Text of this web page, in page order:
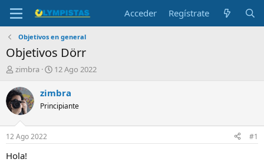
Acceder Regístrate
Objetivos en general
Objetivos Dörr
I
i
c
i
a
d
o
r
zimbra
F
c
h
a
i
12 Ago 2022
zimbra
Principiante
12 Ago 2022 #1
Hola!